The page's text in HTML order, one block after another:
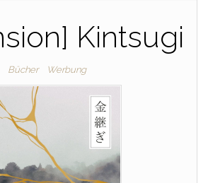
Kintsugi
Bücher Werbung